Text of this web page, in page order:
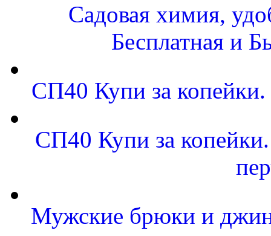
Садовая химия,
Бесплатная и
СП40 Купи за копейки.
СП40 Купи за
Мужские брюки и